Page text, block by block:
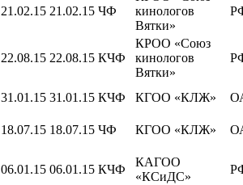
21.02.15 21.02.15 ЧФ
кинологов
Вятки»
22.08.15 22.08.15 КЧФ
КРОО «Союз
кинологов
Вятки»
31.01.15 31.01.15 КЧФ КГОО «КЛЖ»
18.07.15 18.07.15 ЧФ КГОО «КЛЖ»
06.01.15 06.01.15 КЧФ
КАГОО
«КСиДС»